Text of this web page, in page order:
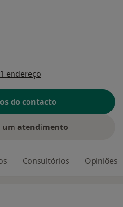
1 endereço
do contacto
um atendimento
Consultórios Opiniões